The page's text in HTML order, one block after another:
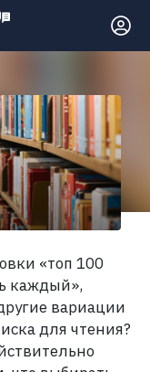
«топ 100
каждый»,
вариации
для чтения?